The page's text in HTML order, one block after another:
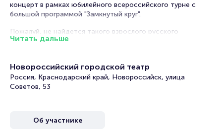
концерт в рамках юбилейного всероссийского турне с
большой программой "Замкнутый круг".
Пожалуй, не найдется такого взрослого русского
человека, который бы не слышал о группе «Ария». Это и не
Ее запоминающиеся хиты «Герой асфальта», «Улица роз»,
«Штиль», «Осколок льда», «Там высоко», «Колизей», «Бой
Пиком популярности группы стал выход третьего альбома
Читать дальше
Новороссийский городской театр
Россия, Краснодарский край, Новороссийск, улица
Советов, 53
Об участнике